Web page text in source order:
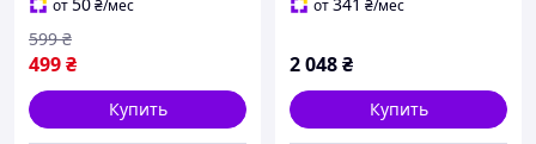
от
₴/мес
499₴
599 ₴
Купить
от
₴/мес
2 048₴
Купить